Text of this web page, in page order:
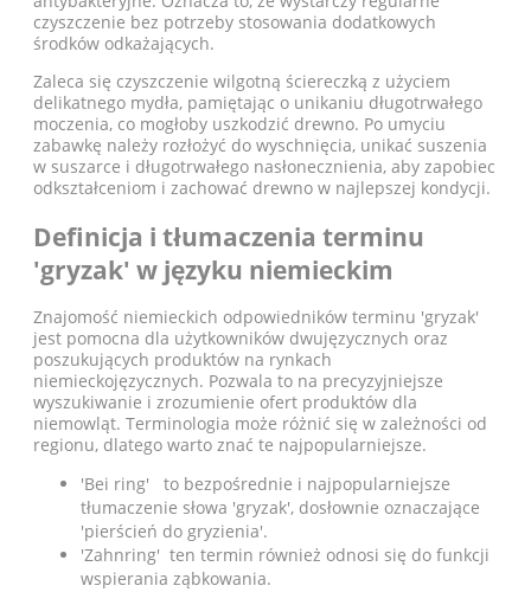
czyszczenie bez potrzeby stosowania dodatkowych
środków odkażających.
Zaleca się czyszczenie wilgotną ściereczką z użyciem
delikatnego mydła, pamiętając o unikaniu długotrwałego
moczenia, co mogłoby uszkodzić drewno. Po umyciu
zabawkę należy rozłożyć do wyschnięcia, unikać suszenia
w suszarce i długotrwałego nasłonecznienia, aby zapobiec
odkształceniom i zachować drewno w najlepszej kondycji.
Definicja i tłumaczenia terminu
'gryzak' w języku niemieckim
Znajomość niemieckich odpowiedników terminu 'gryzak'
jest pomocna dla użytkowników dwujęzycznych oraz
poszukujących produktów na rynkach
niemieckojęzycznych. Pozwala to na precyzyjniejsze
wyszukiwanie i zrozumienie ofert produktów dla
niemowląt. Terminologia może różnić się w zależności od
regionu, dlatego warto znać te najpopularniejsze.
'Bei ring' to bezpośrednie i najpopularniejsze
tłumaczenie słowa 'gryzak', dosłownie oznaczające
'pierścień do gryzienia'.
'Zahnring' ten termin również odnosi się do funkcji
wspierania ząbkowania.